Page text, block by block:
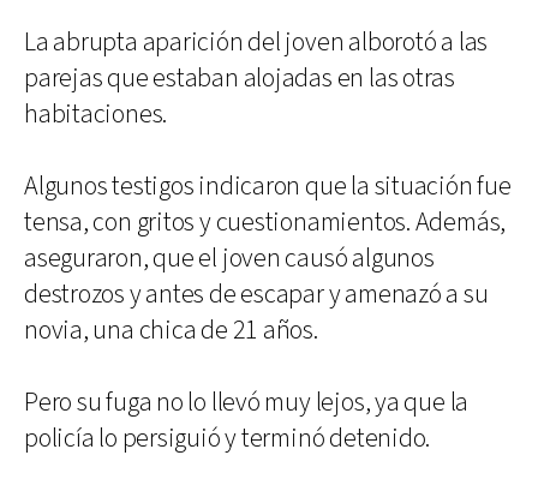
La abrupta aparición del joven alborotó a las
parejas que estaban alojadas en las otras
habitaciones.
Algunos testigos indicaron que la situación fue
tensa, con gritos y cuestionamientos. Además,
aseguraron, que el joven causó algunos
destrozos y antes de escapar y amenazó a su
novia, una chica de 21 años.
Pero su fuga no lo llevó muy lejos, ya que la
policía lo persiguió y terminó detenido.